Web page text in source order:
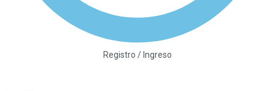
Registro / Ingreso